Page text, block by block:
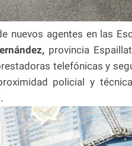
nuevos agentes en las
provincia
telefónicas y
policial y